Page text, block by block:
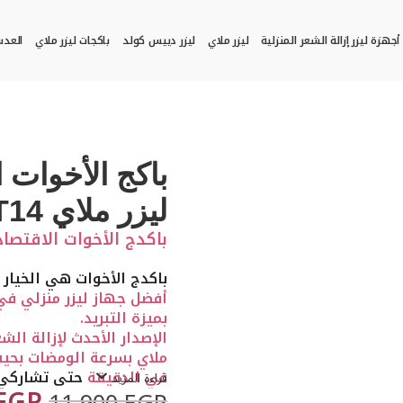
أجهزة ليزر إزالة الشعر المنزلية ليزر ملاي ليزر دييس كولد باكجات ليزر ملاي
باكج الأخوات
ليزر ملاي T14
باكدج الأخوات
باكدج الأخوات هي
بميزة التبريد.
الإصدار الأحدث لإزالة
في الدقيقة حتى
المفضلة.
قراءة المزيد